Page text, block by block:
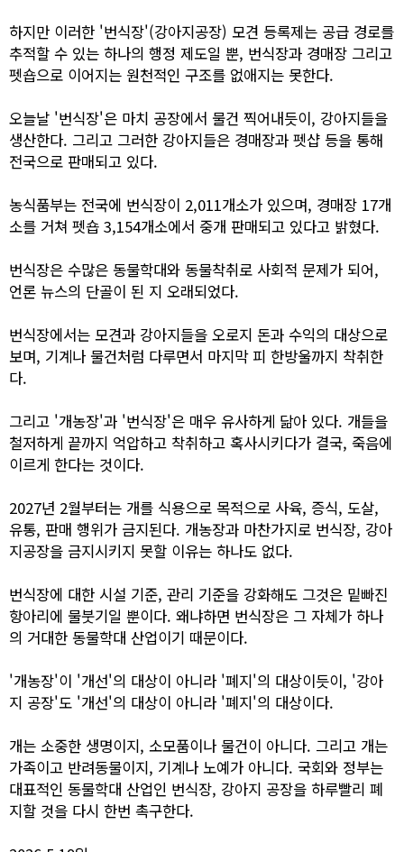
하지만 이러한 '번식장'(강아지공장) 모견 등록제는 공급 경로를
추적할 수 있는 하나의 행정 제도일 뿐, 번식장과 경매장 그리고
펫숍으로 이어지는 원천적인 구조를 없애지는 못한다.
오늘날 '번식장'은 마치 공장에서 물건 찍어내듯이, 강아지들을
생산한다. 그리고 그러한 강아지들은 경매장과 펫샵 등을 통해
전국으로 판매되고 있다.
농식품부는 전국에 번식장이 2,011개소가 있으며, 경매장 17개
소를 거쳐 펫숍 3,154개소에서 중개 판매되고 있다고 밝혔다.
번식장은 수많은 동물학대와 동물착취로 사회적 문제가 되어,
언론 뉴스의 단골이 된 지 오래되었다.
번식장에서는 모견과 강아지들을 오로지 돈과 수익의 대상으로
보며, 기계나 물건처럼 다루면서 마지막 피 한방울까지 착취한
다.
그리고 '개농장'과 '번식장'은 매우 유사하게 닮아 있다. 개들을
철저하게 끝까지 억압하고 착취하고 혹사시키다가 결국, 죽음에
이르게 한다는 것이다.
2027년 2월부터는 개를 식용으로 목적으로 사육, 증식, 도살,
유통, 판매 행위가 금지된다. 개농장과 마찬가지로 번식장, 강아
지공장을 금지시키지 못할 이유는 하나도 없다.
번식장에 대한 시설 기준, 관리 기준을 강화해도 그것은 밑빠진
항아리에 물붓기일 뿐이다. 왜냐하면 번식장은 그 자체가 하나
의 거대한 동물학대 산업이기 때문이다.
'개농장'이 '개선'의 대상이 아니라 '폐지'의 대상이듯이, '강아
지 공장'도 '개선'의 대상이 아니라 '폐지'의 대상이다.
개는 소중한 생명이지, 소모품이나 물건이 아니다. 그리고 개는
가족이고 반려동물이지, 기계나 노예가 아니다. 국회와 정부는
대표적인 동물학대 산업인 번식장, 강아지 공장을 하루빨리 폐
지할 것을 다시 한번 촉구한다.